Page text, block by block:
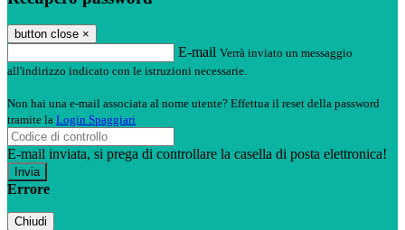
button close ×
E-mail Verrà inviato un messaggio
all'indirizzo indicato con le istruzioni necessarie.
Non hai una e-mail associata al nome utente? Effettua il reset della password
tramite la Login Spaggiari
E-mail inviata, si prega di controllare la casella di posta elettronica!
Errore
Chiudi